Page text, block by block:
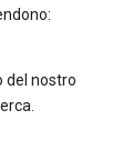
del nostro